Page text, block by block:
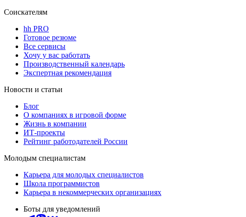
Соискателям
hh PRO
Готовое резюме
Все сервисы
Хочу у вас работать
Производственный календарь
Экспертная рекомендация
Новости и статьи
Блог
О компаниях в игровой форме
Жизнь в компании
ИТ-проекты
Рейтинг работодателей России
Молодым специалистам
Карьера для молодых специалистов
Школа программистов
Карьера в некоммерческих организациях
Боты для уведомлений